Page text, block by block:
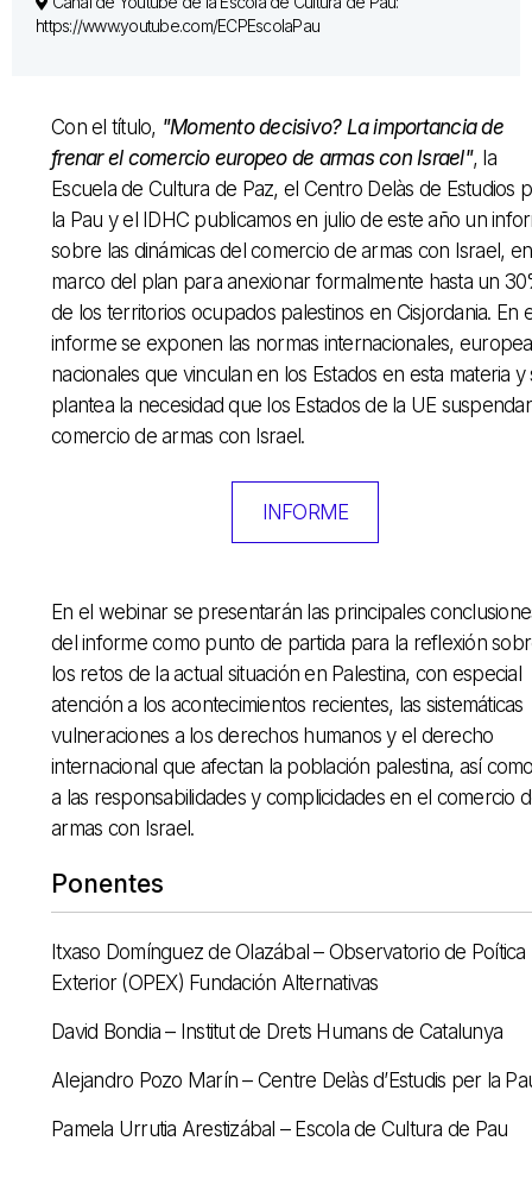
https://www.youtube.com/ECPEscolaPau
Con el título, "Momento decisivo? La importancia de
frenar el comercio europeo de armas con Israel", la
Escuela de Cultura de Paz, el Centro Delàs de Estudios
la Pau y el IDHC publicamos en julio de este año un
sobre las dinámicas del comercio de armas con Israel,
marco del plan para anexionar formalmente hasta un
de los territorios ocupados palestinos en Cisjordania. En
informe se exponen las normas internacionales,
nacionales que vinculan en los Estados en esta materia y
plantea la necesidad que los Estados de la UE
comercio de armas con Israel.
INFORME
En el webinar se presentarán las principales
del informe como punto de partida para la reflexión
los retos de la actual situación en Palestina, con especial
atención a los acontecimientos recientes, las sistemáticas
vulneraciones a los derechos humanos y el derecho
internacional que afectan la población palestina, así
a las responsabilidades y complicidades en el comercio
armas con Israel.
Ponentes
Itxaso Domínguez de Olazábal – Observatorio de Poítica
Exterior (OPEX) Fundación Alternativas
David Bondia – Institut de Drets Humans de Catalunya
Alejandro Pozo Marín – Centre Delàs d’Estudis per la
Pamela Urrutia Arestizábal – Escola de Cultura de Pau